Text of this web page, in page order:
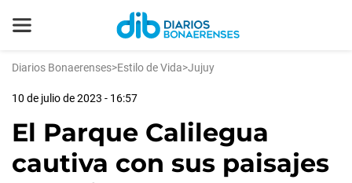
Diarios Bonaerenses>Estilo de Vida>Jujuy
10 de julio de 2023 - 16:57
El Parque Calilegua
cautiva con sus paisajes